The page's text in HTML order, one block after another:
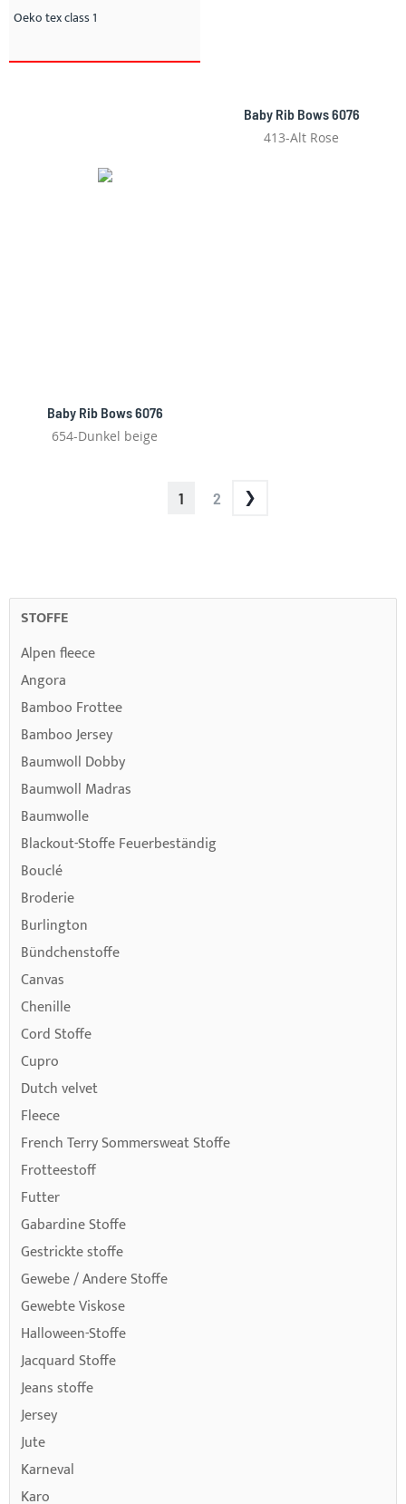
Oeko tex class 1
Baby Rib Bows 6076
413-Alt Rose
Baby Rib Bows 6076
654-Dunkel beige
YOU'RE
PAGE
1 PAGE
2
STOFFE
Alpen fleece
Angora
Bamboo Frottee
Bamboo Jersey
Baumwoll Dobby
Baumwoll Madras
Baumwolle
Blackout-Stoffe Feuerbeständig
Bouclé
Broderie
Burlington
Bündchenstoffe
Canvas
Chenille
Cord Stoffe
Cupro
Dutch velvet
Fleece
French Terry Sommersweat Stoffe
Frotteestoff
Futter
Gabardine Stoffe
Gestrickte stoffe
Gewebe / Andere Stoffe
Gewebte Viskose
Halloween-Stoffe
Jacquard Stoffe
Jeans stoffe
Jersey
Jute
Karneval
Karo